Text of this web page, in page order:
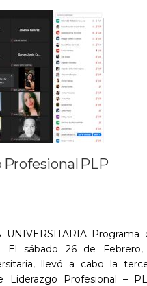
Profesional PLP
UNIVERSITARIA Programa
sábado 26 de Febrero,
llevó a cabo la
Liderazgo Profesional –